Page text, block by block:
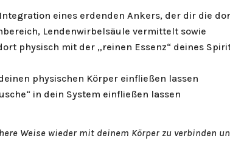
eines erdenden Ankers, der dir die
Lendenwirbelsäule vermittelt sowie
physisch mit der „reinen Essenz“ deines
physischen Körper einfließen lassen
in dein System einfließen lassen
Weise wieder mit deinem Körper zu verbinden